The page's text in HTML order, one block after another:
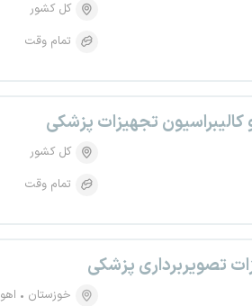
کل کشور
تمام وقت
تجهیزات پزشکی
کل کشور
تمام وقت
تصویربرداری پزشکی
خوزستان